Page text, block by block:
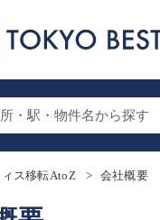
ス移転AtoZ 会社概要